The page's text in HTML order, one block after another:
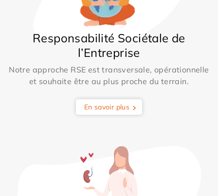
Responsabilité Sociétale de
l’Entreprise
Notre approche RSE est transversale, opérationnelle
et souhaite être au plus proche du terrain.
En savoir plus